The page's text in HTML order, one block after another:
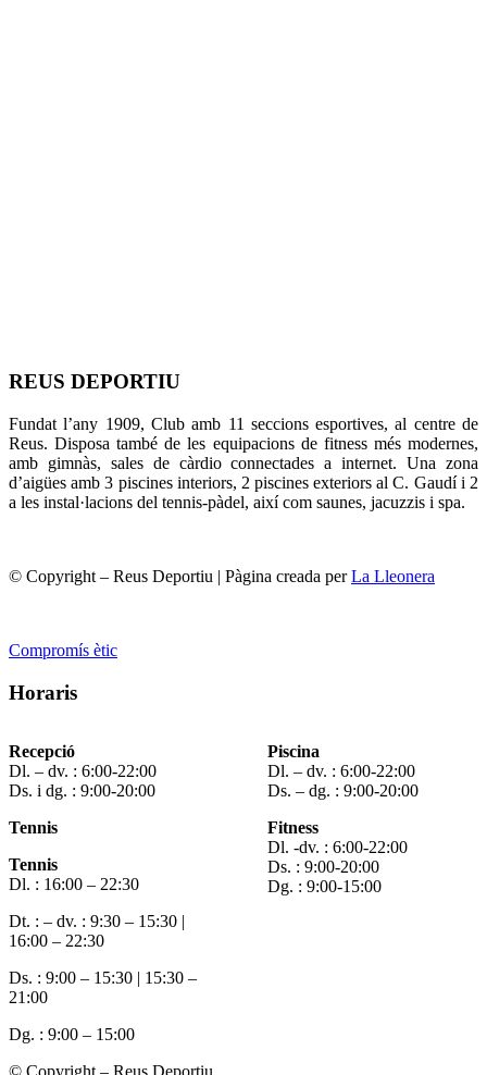
REUS DEPORTIU
Fundat l’any 1909, Club amb 11 seccions esportives, al centre de
Reus. Disposa també de les equipacions de fitness més modernes,
amb gimnàs, sales de càrdio connectades a internet. Una zona
d’aigües amb 3 piscines interiors, 2 piscines exteriors al C. Gaudí i 2
a les instal·lacions del tennis-pàdel, així com saunes, jacuzzis i spa.
© Copyright – Reus Deportiu | Pàgina creada perLa Lleonera
Compromís ètic
Horaris
Recepció
Dl. – dv. : 6:00-22:00
Ds. i dg. : 9:00-20:00
Tennis
Tennis
Dl. : 16:00 – 22:30
Dt. : – dv. : 9:30 – 15:30 |
16:00 – 22:30
Ds. : 9:00 – 15:30 | 15:30 –
21:00
Dg. : 9:00 – 15:00
Piscina
Dl. – dv. : 6:00-22:00
Ds. – dg. : 9:00-20:00
Fitness
Dl. -dv. : 6:00-22:00
Ds. : 9:00-20:00
Dg. : 9:00-15:00